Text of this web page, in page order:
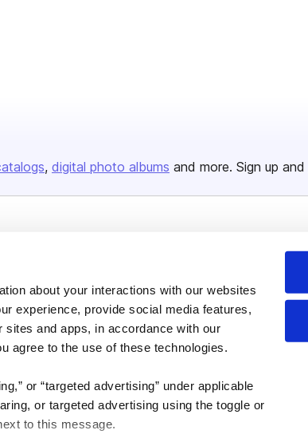
about your interactions with our websites
experience, provide social media features,
and apps, in accordance with our
agree to the use of these technologies.
or “targeted advertising” under applicable
or targeted advertising using the toggle or
to this message.
digital photo albums and more. Sign up and
Careers
Plans & Pricing
Press
Features
Flipbook
Industries